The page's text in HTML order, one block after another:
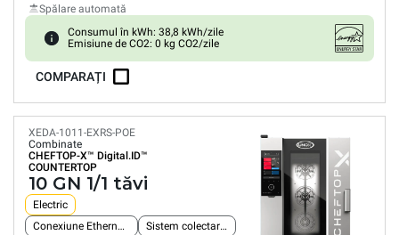
Spălare automată
Consumul în kWh: 38,8 kWh/zile
Emisiune de CO2: 0 kg CO2/zile
COMPARAȚI
XEDA-1011-EXRS-POE
Combinate
CHEFTOP-X™ Digital.ID™
COUNTERTOP
10 GN 1/1 tăvi
Electric
Conexiune Ethernet integrată
Sistem colectare grăsimi